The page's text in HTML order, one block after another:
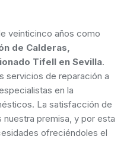
veinticinco años como
de Calderas,
Tifell en Sevilla.
servicios de reparación a
en la
La satisfacción de
premisa, y por esta
ofreciéndoles el